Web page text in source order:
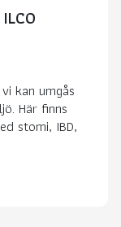
kan umgås
Här finns
stomi, IBD,